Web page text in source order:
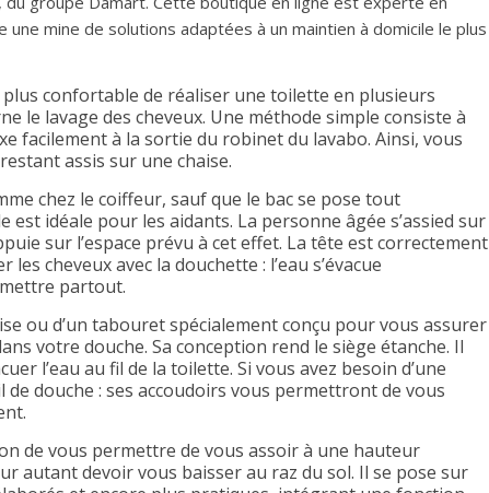
mine de solutions adaptées à un maintien à domicile le plus
confortable de réaliser une toilette en plusieurs
le lavage des cheveux. Une méthode simple consiste à
facilement à la sortie du robinet du lavabo. Ainsi, vous
assis sur une chaise.
chez le coiffeur, sauf que le bac se pose tout
idéale pour les aidants. La personne âgée s’assied sur
sur l’espace prévu à cet effet. La tête est correctement
cheveux avec la douchette : l’eau s’évacue
partout.
ou d’un tabouret spécialement conçu pour vous assurer
votre douche. Sa conception rend le siège étanche. Il
l’eau au fil de la toilette. Si vous avez besoin d’une
douche : ses accoudoirs vous permettront de vous
de vous permettre de vous assoir à une hauteur
autant devoir vous baisser au raz du sol. Il se pose sur